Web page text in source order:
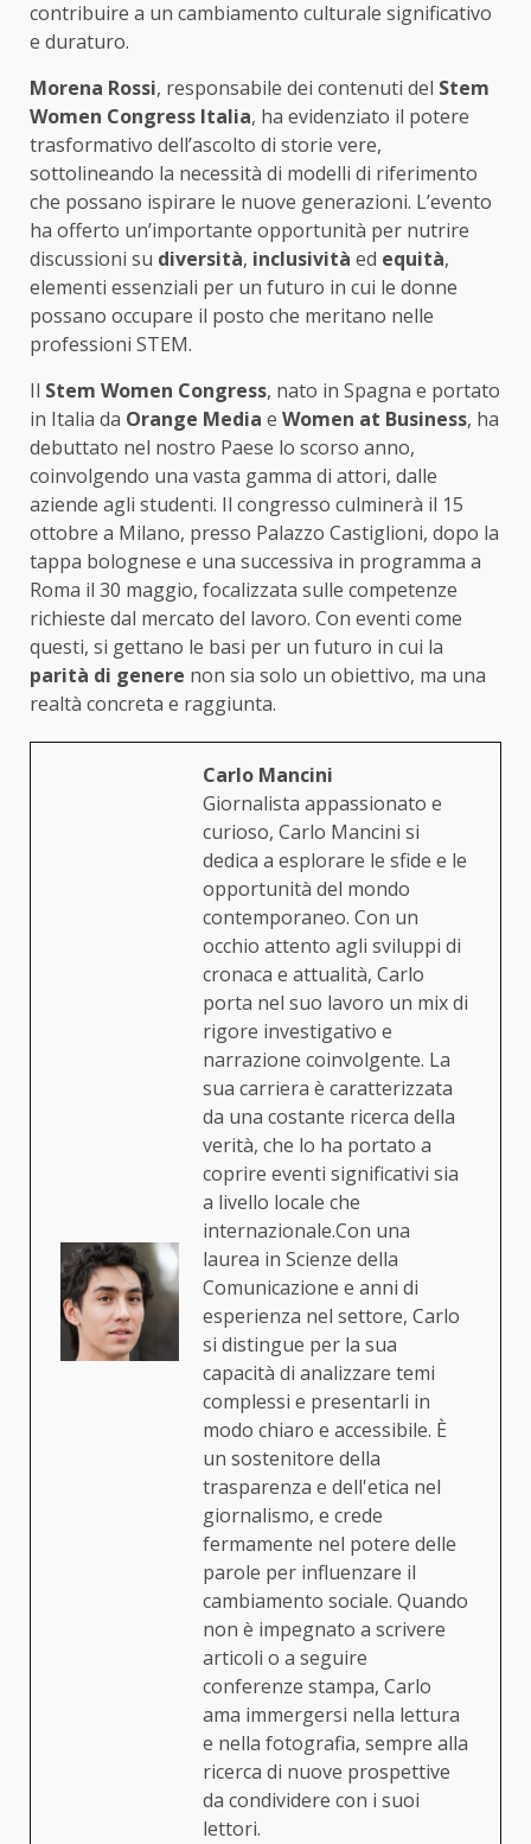
contribuire a un cambiamento culturale significativo
e duraturo.
Morena Rossi, responsabile dei contenuti del Stem
Women Congress Italia, ha evidenziato il potere
trasformativo dell’ascolto di storie vere,
sottolineando la necessità di modelli di riferimento
che possano ispirare le nuove generazioni. L’evento
ha offerto un’importante opportunità per nutrire
discussioni su diversità, inclusività ed equità,
elementi essenziali per un futuro in cui le donne
possano occupare il posto che meritano nelle
professioni STEM.
Il Stem Women Congress, nato in Spagna e portato
in Italia da Orange Media e Women at Business, ha
debuttato nel nostro Paese lo scorso anno,
coinvolgendo una vasta gamma di attori, dalle
aziende agli studenti. Il congresso culminerà il 15
ottobre a Milano, presso Palazzo Castiglioni, dopo la
tappa bolognese e una successiva in programma a
Roma il 30 maggio, focalizzata sulle competenze
richieste dal mercato del lavoro. Con eventi come
questi, si gettano le basi per un futuro in cui la
parità di genere non sia solo un obiettivo, ma una
realtà concreta e raggiunta.
Carlo Mancini
Giornalista appassionato e
curioso, Carlo Mancini si
dedica a esplorare le sfide e le
opportunità del mondo
contemporaneo. Con un
occhio attento agli sviluppi di
cronaca e attualità, Carlo
porta nel suo lavoro un mix di
rigore investigativo e
narrazione coinvolgente. La
sua carriera è caratterizzata
da una costante ricerca della
verità, che lo ha portato a
coprire eventi significativi sia
a livello locale che
internazionale.Con una
laurea in Scienze della
Comunicazione e anni di
esperienza nel settore, Carlo
si distingue per la sua
capacità di analizzare temi
complessi e presentarli in
modo chiaro e accessibile. È
un sostenitore della
trasparenza e dell'etica nel
giornalismo, e crede
fermamente nel potere delle
parole per influenzare il
cambiamento sociale. Quando
non è impegnato a scrivere
articoli o a seguire
conferenze stampa, Carlo
ama immergersi nella lettura
e nella fotografia, sempre alla
ricerca di nuove prospettive
da condividere con i suoi
lettori.